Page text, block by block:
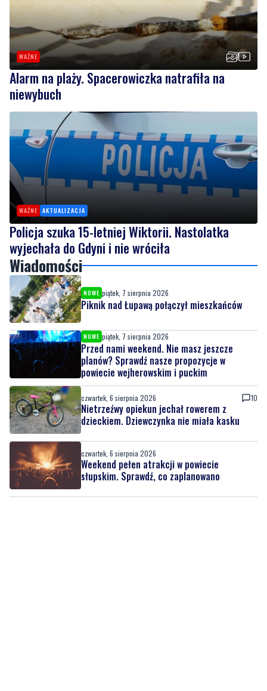
WAŻNE
Alarm na plaży. Spacerowiczka natrafiła na
niewybuch
WAŻNE AKTUALIZACJA
Policja szuka 15-letniej Wiktorii. Nastolatka
wyjechała do Gdyni i nie wróciła
Wiadomości
NOWE piątek, 7 sierpnia 2026
Piknik nad Łupawą połączył mieszkańców
NOWE piątek, 7 sierpnia 2026
Przed nami weekend. Nie masz jeszcze
planów? Sprawdź nasze propozycje w
powiecie wejherowskim i puckim
czwartek, 6 sierpnia 2026 10
Nietrzeźwy opiekun jechał rowerem z
dzieckiem. Dziewczynka nie miała kasku
czwartek, 6 sierpnia 2026
Weekend pełen atrakcji w powiecie
słupskim. Sprawdź, co zaplanowano